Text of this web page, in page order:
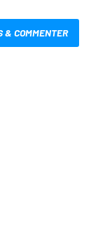
& COMMENTER